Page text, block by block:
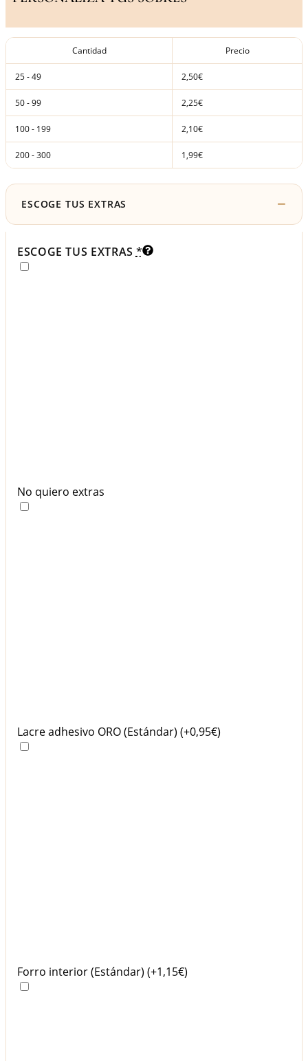
Cantidad Precio
25 - 49 2,50€
50 - 99 2,25€
100 - 199 2,10€
200 - 300 1,99€
ESCOGE TUS EXTRAS
ESCOGE TUS EXTRAS *
No quiero extras
Lacre adhesivo ORO (Estándar) (+0,95€)
Forro interior (Estándar) (+1,15€)